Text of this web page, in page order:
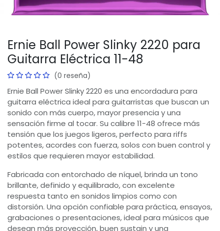
Ernie Ball Power Slinky 2220 para
Guitarra Eléctrica 11-48
(0 reseña)
Ernie Ball Power Slinky 2220 es una encordadura para
guitarra eléctrica ideal para guitarristas que buscan un
sonido con más cuerpo, mayor presencia y una
sensación firme al tocar. Su calibre 11-48 ofrece más
tensión que los juegos ligeros, perfecto para riffs
potentes, acordes con fuerza, solos con buen control y
estilos que requieren mayor estabilidad.
Fabricada con entorchado de níquel, brinda un tono
brillante, definido y equilibrado, con excelente
respuesta tanto en sonidos limpios como con
distorsión. Una opción confiable para práctica, ensayos,
grabaciones o presentaciones, ideal para músicos que
desean más proyección, buen sustain y una